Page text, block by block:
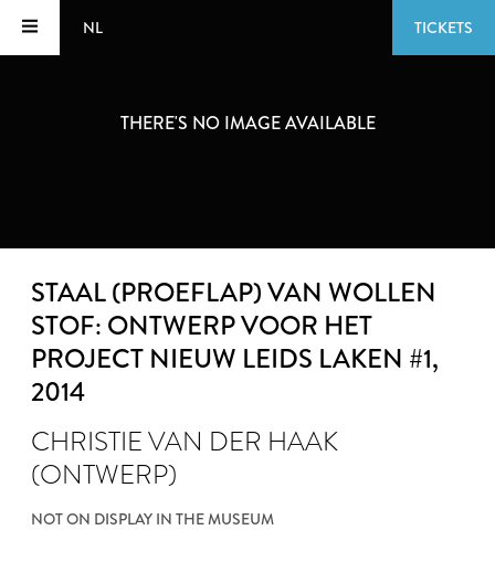
NL TICKETS
THERE'S NO IMAGE AVAILABLE
STAAL (PROEFLAP) VAN WOLLEN
STOF: ONTWERP VOOR HET
PROJECT NIEUW LEIDS LAKEN #1,
2014
CHRISTIE VAN DER HAAK
(ONTWERP)
NOT ON DISPLAY IN THE MUSEUM